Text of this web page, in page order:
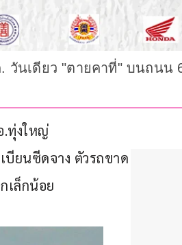
วันเดียว "ตายคาที่" บนถน
.ทุ่งใหญ่
บียนซีดจาง ตัวรถขาด
เล็กน้อย